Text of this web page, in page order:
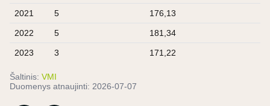
2021 5 176,13
2022 5 181,34
2023 3 171,22
Šaltinis: VMI
Duomenys atnaujinti: 2026-07-07